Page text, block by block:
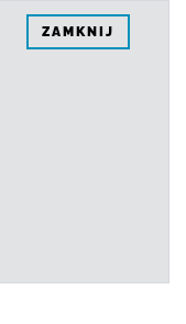
ZAMKNIJ